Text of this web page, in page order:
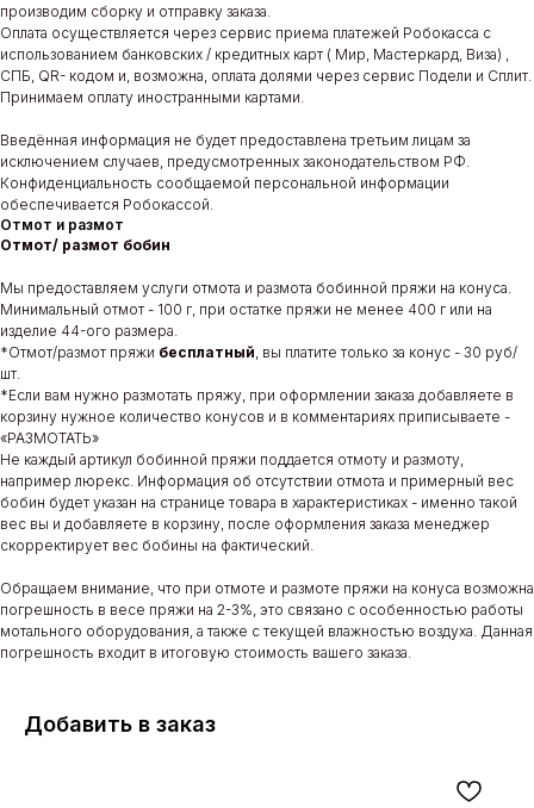
производим сборку и отправку заказа.
Оплата осуществляется через сервис приема платежей Робокасса с
использованием банковских / кредитных карт ( Мир, Мастеркард, Виза) ,
СПБ, QR- кодом и, возможна, оплата долями через сервис Подели и Сплит.
Принимаем оплату иностранными картами.
Введённая информация не будет предоставлена третьим лицам за
исключением случаев, предусмотренных законодательством РФ.
Конфиденциальность сообщаемой персональной информации
обеспечивается Робокассой.
Отмот и размот
Отмот/ размот бобин
Мы предоставляем услуги отмота и размота бобинной пряжи на конуса.
Минимальный отмот - 100 г, при остатке пряжи не менее 400 г или на
изделие 44-ого размера.
*Отмот/размот пряжи бесплатный , вы платите только за конус - 30 руб/
шт.
*Если вам нужно размотать пряжу, при оформлении заказа добавляете в
корзину нужное количество конусов и в комментариях приписываете -
«РАЗМОТАТЬ»
Не каждый артикул бобинной пряжи поддается отмоту и размоту,
например люрекс. Информация об отсутствии отмота и примерный вес
бобин будет указан на странице товара в характеристиках - именно такой
вес вы и добавляете в корзину, после оформления заказа менеджер
скорректирует вес бобины на фактический.
Обращаем внимание, что при отмоте и размоте пряжи на конуса возможна
погрешность в весе пряжи на 2-3%, это связано с особенностью работы
мотального оборудования, а также с текущей влажностью воздуха. Данная
погрешность входит в итоговую стоимость вашего заказа.
Добавить в заказ